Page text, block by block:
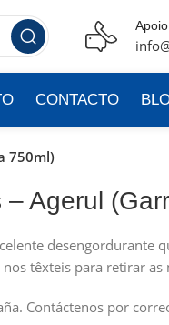
CONTACTO
750ml)
– Agerul
desengordurante
têxteis para retirar as
Contáctenos por